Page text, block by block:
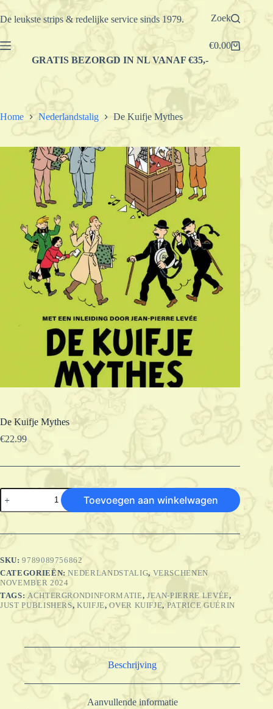
Ga
naar
De leukste strips & redelijke service sinds 1979. Zoek
Winkelwagen
€0.00
GRATIS BEZORGD IN NL VANAF €35,-
Home Nederlandstalig De Kuifje Mythes
De Kuifje Mythes
€22.99
De
Kuifje
Mythes
Toevoegen aan winkelwagen
SKU:9789089756862
CATEGORIEËN:NEDERLANDSTALIG, VERSCHENEN
NOVEMBER 2024
TAGS: ACHTERGRONDINFORMATIE, JEAN-PIERRE LEVÉE,
JUST PUBLISHERS,KUIFJE,OVER KUIFJE, PATRICE GUÉRIN
Beschrijving
Aanvullende informatie